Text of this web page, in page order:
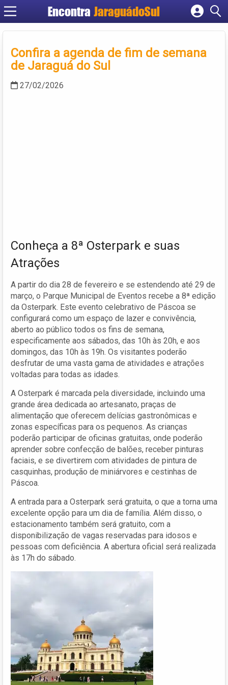
Encontra JaraguádoSul
Cadastrar empresa
Criar conta
Confira a agenda de fim de semana
de Jaraguá do Sul
27/02/2026
Conheça a 8ª Osterpark e suas
Atrações
A partir do dia 28 de fevereiro e se estendendo até 29 de
março, o Parque Municipal de Eventos recebe a 8ª edição
da Osterpark. Este evento celebrativo de Páscoa se
configurará como um espaço de lazer e convivência,
aberto ao público todos os fins de semana,
especificamente aos sábados, das 10h às 20h, e aos
domingos, das 10h às 19h. Os visitantes poderão
desfrutar de uma vasta gama de atividades e atrações
voltadas para todas as idades.
A Osterpark é marcada pela diversidade, incluindo uma
grande área dedicada ao artesanato, praças de
alimentação que oferecem delícias gastronômicas e
zonas específicas para os pequenos. As crianças
poderão participar de oficinas gratuitas, onde poderão
aprender sobre confecção de balões, receber pinturas
faciais, e se divertirem com atividades de pintura de
casquinhas, produção de miniárvores e cestinhas de
Páscoa.
A entrada para a Osterpark será gratuita, o que a torna uma
excelente opção para um dia de família. Além disso, o
estacionamento também será gratuito, com a
disponibilização de vagas reservadas para idosos e
pessoas com deficiência. A abertura oficial será realizada
às 17h do sábado.